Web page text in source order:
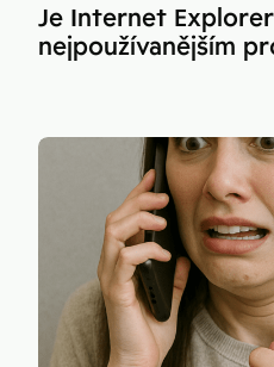
Je Internet
nejpoužívanějším